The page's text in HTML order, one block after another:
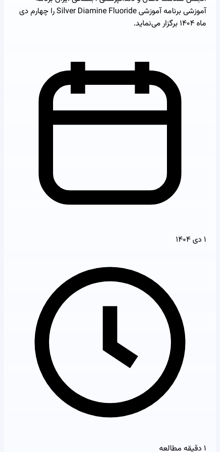
آموزشی برنامه آموزشی Silver Diamine Fluoride را چهارم دی
ماه ۱۴۰۴ برگزار می‌نماید.
۱ دی ۱۴۰۴
۱ دقیقه مطالعه